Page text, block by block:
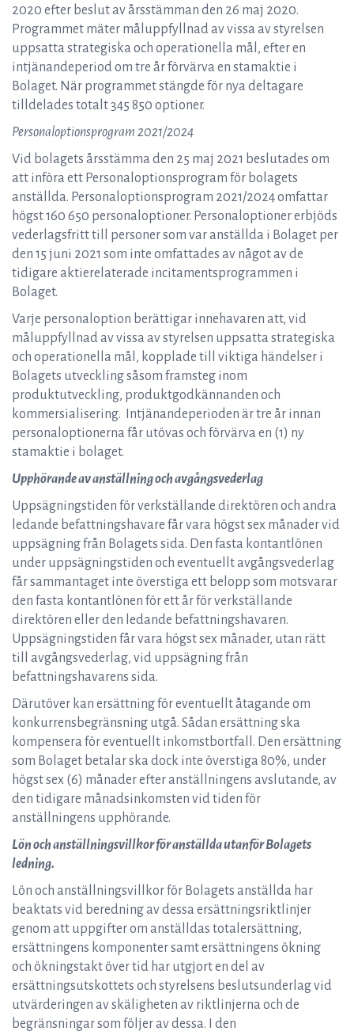
2020 efter beslut av årsstämman den 26 maj 2020.
Programmet mäter måluppfyllnad av vissa av styrelsen
uppsatta strategiska och operationella mål, efter en
intjänandeperiod om tre år förvärva en stamaktie i
Bolaget. När programmet stängde för nya deltagare
tilldelades totalt 345 850 optioner.
Personaloptionsprogram 2021/2024
Vid bolagets årsstämma den 25 maj 2021 beslutades om
att införa ett Personaloptionsprogram för bolagets
anställda. Personaloptionsprogram 2021/2024 omfattar
högst 160 650 personaloptioner. Personaloptioner erbjöds
vederlagsfritt till personer som var anställda i Bolaget per
den 15 juni 2021 som inte omfattades av något av de
tidigare aktierelaterade incitamentsprogrammen i
Bolaget.
Varje personaloption berättigar innehavaren att, vid
måluppfyllnad av vissa av styrelsen uppsatta strategiska
och operationella mål, kopplade till viktiga händelser i
Bolagets utveckling såsom framsteg inom
produktutveckling, produktgodkännanden och
kommersialisering. Intjänandeperioden är tre år innan
personaloptionerna får utövas och förvärva en (1) ny
stamaktie i bolaget.
Upphörande av anställning och avgångsvederlag
Uppsägningstiden för verkställande direktören och andra
ledande befattningshavare får vara högst sex månader vid
uppsägning från Bolagets sida. Den fasta kontantlönen
under uppsägningstiden och eventuellt avgångsvederlag
får sammantaget inte överstiga ett belopp som motsvarar
den fasta kontantlönen för ett år för verkställande
direktören eller den ledande befattningshavaren.
Uppsägningstiden får vara högst sex månader, utan rätt
till avgångsvederlag, vid uppsägning från
befattningshavarens sida.
Därutöver kan ersättning för eventuellt åtagande om
konkurrensbegränsning utgå. Sådan ersättning ska
kompensera för eventuellt inkomstbortfall. Den ersättning
som Bolaget betalar ska dock inte överstiga 80%, under
högst sex (6) månader efter anställningens avslutande, av
den tidigare månadsinkomsten vid tiden för
anställningens upphörande.
Lön och anställningsvillkor för anställda utanför Bolagets
ledning.
Lön och anställningsvillkor för Bolagets anställda har
beaktats vid beredning av dessa ersättningsriktlinjer
genom att uppgifter om anställdas totalersättning,
ersättningens komponenter samt ersättningens ökning
och ökningstakt över tid har utgjort en del av
ersättningsutskottets och styrelsens beslutsunderlag vid
utvärderingen av skäligheten av riktlinjerna och de
begränsningar som följer av dessa. I den